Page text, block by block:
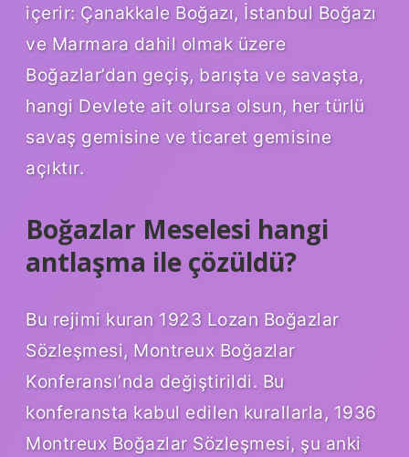
içerir: Çanakkale Boğazı, İstanbul Boğazı
ve Marmara dahil olmak üzere
Boğazlar’dan geçiş, barışta ve savaşta,
hangi Devlete ait olursa olsun, her türlü
savaş gemisine ve ticaret gemisine
açıktır.
Boğazlar Meselesi hangi
antlaşma ile çözüldü?
Bu rejimi kuran 1923 Lozan Boğazlar
Sözleşmesi, Montreux Boğazlar
Konferansı’nda değiştirildi. Bu
konferansta kabul edilen kurallarla, 1936
Montreux Boğazlar Sözleşmesi, şu anki